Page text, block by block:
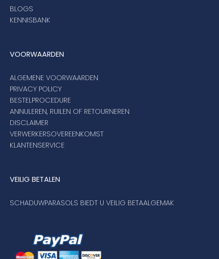
BLOGS
KENNISBANK
VOORWAARDEN
ALGEMENE VOORWAARDEN
PRIVACY POLICY
BESTELPROCEDURE
ANNULEREN, RUILEN OF RETOURNEREN
DISCLAIMER
VERWERKERSOVEREENKOMST
KLANTENSERVICE
VEILIG BETALEN
SCHADUWPARASOLS BIEDT U VEILIG BETAALGEMAK